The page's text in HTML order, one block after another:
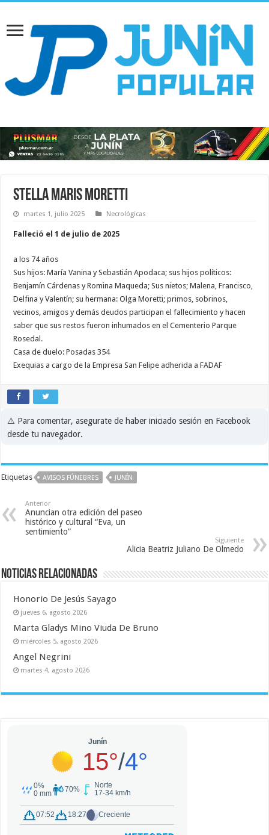
Stella Maris Moretti
martes 1, julio 2025 Necrológicas
Falleció el 1 de julio de 2025
a los 74 años
Sus hijos: María Vanina y Sebastián Apodaca; sus hijos políticos:
Benjamín Cárdenas y Romina Maqueda; Sus nietos; Malena, Francisco,
Delfina y Valentín; su hermana: Olga Moretti; primos, sobrinos,
vecinos, amigos y demás deudos participan el fallecimiento y hacen
saber que sus restos fueron inhumados en el Cementerio Parque
Rosedal.
Casa de duelo: Posadas 354
Exequias a cargo de la Empresa San Felipe adherida a FADAF
⚠️ Para comentar, asegurate de haber iniciado sesión en Facebook
desde tu navegador.
Etiquetas AVISOS FÚNEBRES JUNÍN
Anterior
Anuncian otra edición del paseo
histórico y cultural “Eva, un
sentimiento”
Siguiente
Alicia Beatriz Juliano De Olmedo
Noticias relacionadas
Honorio De Jesús Sayago
jueves 6, agosto 2026
Marta Gladys Mino Viuda De Bruno
miércoles 5, agosto 2026
Angel Negrini
martes 4, agosto 2026